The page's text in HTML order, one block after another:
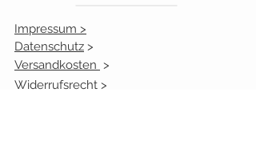
Impressum >
Datenschutz >
Versandkosten >
Widerrufsrecht >